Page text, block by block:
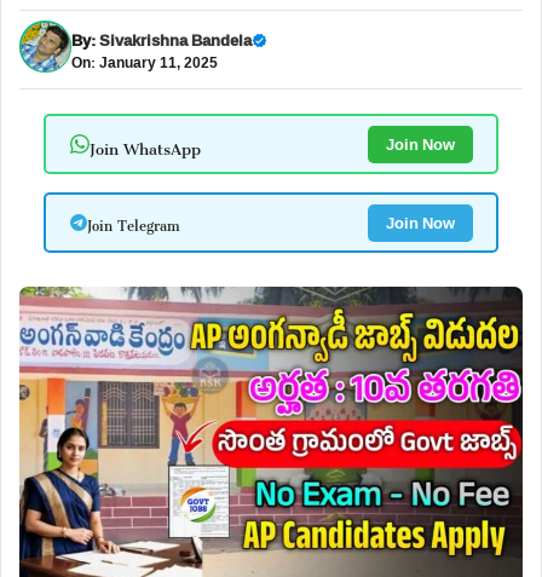
By:Sivakrishna Bandela
On: January 11, 2025
Join WhatsApp Join Now
Join Telegram Join Now